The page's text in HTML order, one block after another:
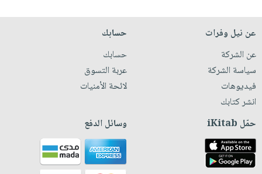
عن نيل وفرات
عن الشركة
سياسة الشركة
فيديوهات
انشر كتابك
حسابك
حسابك
عربة التسوق
لائحة الأمنيات
حمّل iKitab وسائل الدفع